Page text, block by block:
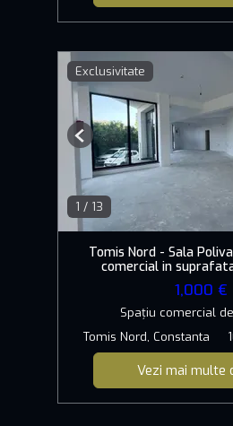
Exclusivitate
1 / 13
Previous
Tomis Nord - Sala
comercial in
1,000 €
Spațiu comercial
Tomis Nord, Constanta
Vezi mai multe